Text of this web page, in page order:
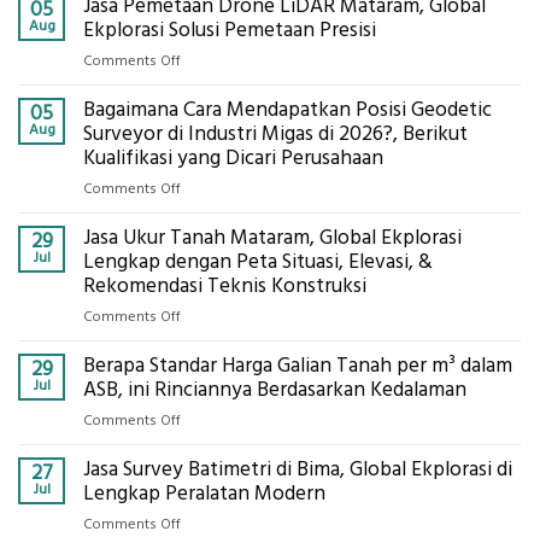
05
Aug
Jasa Pemetaan Drone LiDAR Mataram, Global
Ekplorasi Solusi Pemetaan Presisi
Comments Offon
Pemetaan
Drone
LiDAR
Mataram,
Solusi
Pemetaan
Presisi
05
Aug
Bagaimana Cara Mendapatkan Posisi Geodetic
Surveyor di Industri Migas di 2026?, Berikut
Kualifikasi yang Dicari Perusahaan
Comments Offon
Cara
Mendapatkan
Posisi
Industri
Migas
di
Berikut
Kualifikasi
29
Jul
Jasa Ukur Tanah Mataram, Global Ekplorasi
Lengkap dengan Peta Situasi, Elevasi, &
Rekomendasi Teknis Konstruksi
Comments Offon
Ukur
Tanah
Lengkap
dengan
Peta
29
Jul
Berapa Standar Harga Galian Tanah per m³ dalam
ASB, ini Rinciannya Berdasarkan Kedalaman
Comments Offon
Standar
Harga
27
Jul
Jasa Survey Batimetri di Bima, Global Ekplorasi di
Lengkap Peralatan Modern
Comments Offon